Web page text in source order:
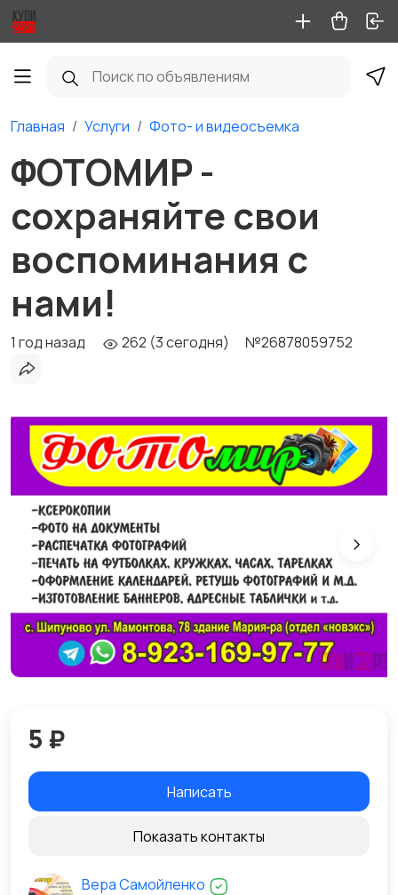
Главная Услуги Фото- и видеосъемка
ФОТОМИР -
сохраняйте свои
воспоминания с
нами!
1 год назад 262 (3 сегодня) №26878059752
5 ₽
Написать
Показать контакты
Вера Самойленко